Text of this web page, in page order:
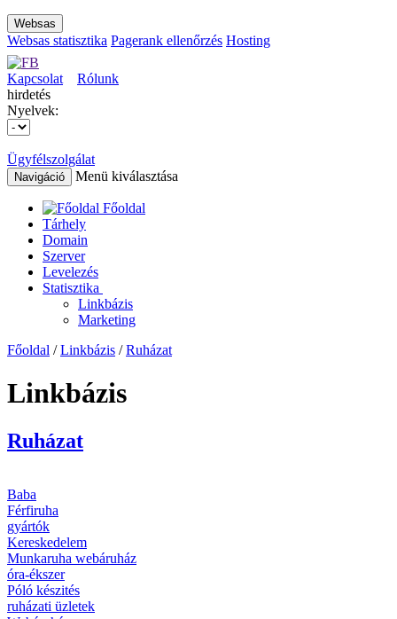
Websas
Websas statisztika Pagerank ellenőrzés Hosting
Kapcsolat
Rólunk
hirdetés
Nyelvek:
Ügyfélszolgálat
Navigáció Menü kiválasztása
Főoldal
Tárhely
Domain
Szerver
Levelezés
Statisztika
Linkbázis
Marketing
Főoldal /Linkbázis /Ruházat
Linkbázis
Ruházat
Baba
Férfiruha
gyártók
Kereskedelem
Munkaruha webáruház
óra-ékszer
Póló készités
ruházati üzletek